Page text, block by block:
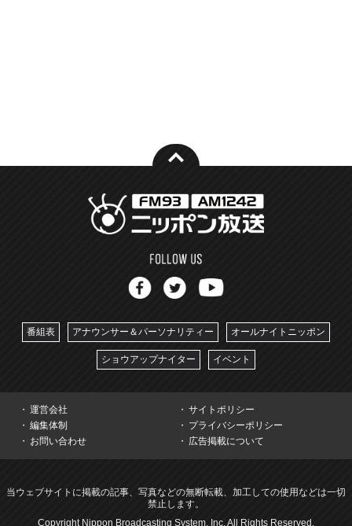
番組表 アナウンサー＆パーソナリティー オールナイトニッポン
ショウアップナイター イベント
運営会社
サイトポリシー
編集体制
プライバシーポリシー
お問い合わせ
広告掲載について
当ウェブサイトに掲載の記事、写真などの無断転載、加工しての使用などは一切
禁止します。
Copyright Nippon Broadcasting System, Inc. All Rights Reserved.